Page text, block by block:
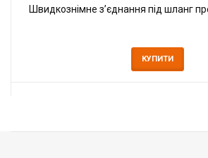
Швидкознімне з’єднання під шланг
КУПИТИ